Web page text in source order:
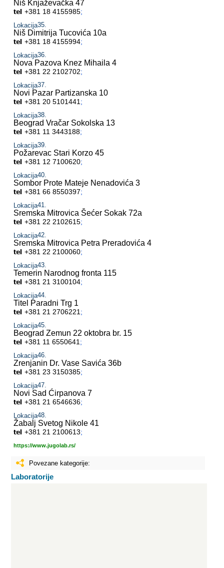
https://www.jugolab.rs/
Niš Knjaževačka 47
+381 18 4155985;
Lokacija
Niš Dimitrija Tucovića 10a
+381 18 4155994;
Lokacija
Nova Pazova Knez Mihaila 4
+381 22 2102702;
Lokacija
Novi Pazar Partizanska 10
+381 20 5101441 ;
Lokacija
Beograd Vračar Sokolska 13
+381 11 3443188;
Lokacija
Požarevac Stari Korzo 45
+381 12 7100620;
Lokacija
Sombor Prote Mateje Nenadovića 3
+381 66 8550397;
Lokacija
Sremska Mitrovica Šećer Sokak 72a
+381 22 2102615;
Lokacija
Sremska Mitrovica Petra Preradovića 4
+381 22 2100060;
Lokacija
Temerin Narodnog fronta 115
+381 21 3100104;
Lokacija
Titel Paradni Trg 1
+381 21 2706221 ;
Lokacija
Beograd Zemun 22 oktobra br. 15
+381 11 6550641 ;
Lokacija
Zrenjanin Dr. Vase Savića 36b
+381 23 3150385;
Lokacija
Novi SadĆirpanova 7
+381 21 6546636;
Lokacija
Žabalj Svetog Nikole 41
+381 21 2100613;
Povezane kategorije:
Laboratorije